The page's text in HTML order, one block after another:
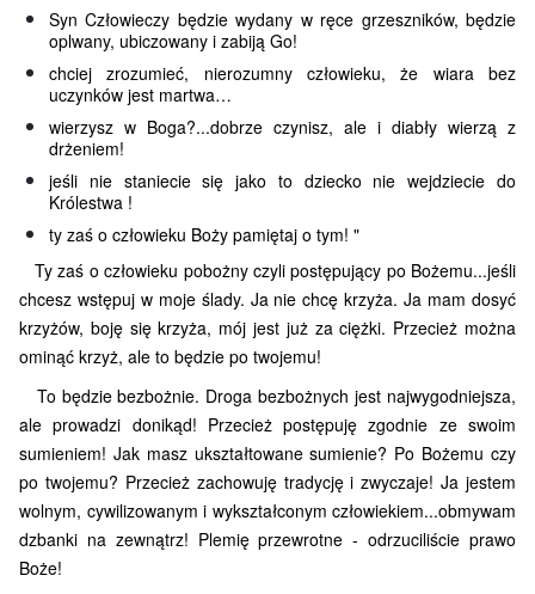
Syn Człowieczy będzie wydany w ręce grzeszników, będzie
oplwany, ubiczowany i zabiją Go!
chciej zrozumieć, nierozumny człowieku, że wiara bez
uczynków jest martwa…
wierzysz w Boga?...dobrze czynisz, ale i diabły wierzą z
drżeniem!
jeśli nie staniecie się jako to dziecko nie wejdziecie do
Królestwa !
ty zaś o człowieku Boży pamiętaj o tym! "
Ty zaś o człowieku pobożny czyli postępujący po Bożemu...jeśli
chcesz wstępuj w moje ślady. Ja nie chcę krzyża. Ja mam dosyć
krzyżów, boję się krzyża, mój jest już za ciężki. Przecież można
ominąć krzyż, ale to będzie po twojemu!
To będzie bezbożnie. Droga bezbożnych jest najwygodniejsza,
ale prowadzi donikąd! Przecież postępuję zgodnie ze swoim
sumieniem! Jak masz ukształtowane sumienie? Po Bożemu czy
po twojemu? Przecież zachowuję tradycję i zwyczaje! Ja jestem
wolnym, cywilizowanym i wykształconym człowiekiem...obmywam
dzbanki na zewnątrz! Plemię przewrotne - odrzuciliście prawo
Boże!